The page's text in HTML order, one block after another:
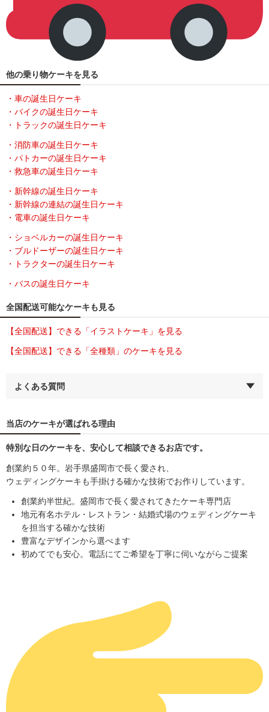
他の乗り物ケーキを見る
・車の誕生日ケーキ
・バイクの誕生日ケーキ
・トラックの誕生日ケーキ
・消防車の誕生日ケーキ
・パトカーの誕生日ケーキ
・救急車の誕生日ケーキ
・新幹線の誕生日ケーキ
・新幹線の連結の誕生日ケーキ
・電車の誕生日ケーキ
・ショベルカーの誕生日ケーキ
・ブルドーザーの誕生日ケーキ
・トラクターの誕生日ケーキ
・バスの誕生日ケーキ
全国配送可能なケーキも見る
【全国配送】できる「イラストケーキ」を見る
【全国配送】できる「全種類」のケーキを見る
よくある質問
当店のケーキが選ばれる理由
特別な日のケーキを、安心して相談できるお店です。
創業約５０年。岩手県盛岡市で長く愛され、
ウェディングケーキも手掛ける確かな技術でお作りしています。
創業約半世紀。盛岡市で長く愛されてきたケーキ専門店
地元有名ホテル・レストラン・結婚式場のウェディングケーキ
を担当する確かな技術
豊富なデザインから選べます
初めてでも安心。電話にてご希望を丁寧に伺いながらご提案